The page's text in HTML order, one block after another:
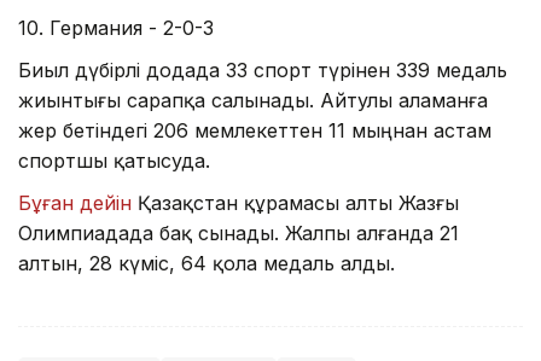
10. Германия - 2-0-3
Биыл дүбірлі додада 33 спорт түрінен 339 медаль
жиынтығы сарапқа салынады. Айтулы аламанға
жер бетіндегі 206 мемлекеттен 11 мыңнан астам
спортшы қатысуда.
Бұған дейін Қазақстан құрамасы алты Жазғы
Олимпиадада бақ сынады. Жалпы алғанда 21
алтын, 28 күміс, 64 қола медаль алды.